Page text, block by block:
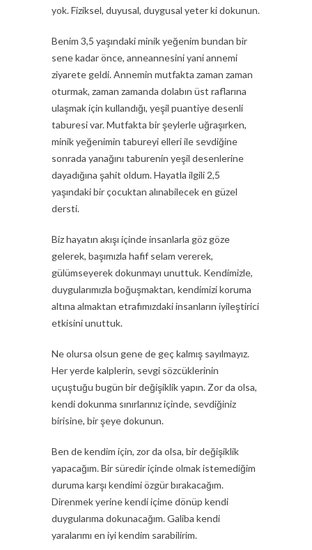
yok. Fiziksel, duyusal, duygusal yeter ki dokunun.
Benim 3,5 yaşındaki minik yeğenim bundan bir
sene kadar önce, anneannesini yani annemi
ziyarete geldi. Annemin mutfakta zaman zaman
oturmak, zaman zamanda dolabın üst raflarına
ulaşmak için kullandığı, yeşil puantiye desenli
taburesi var. Mutfakta bir şeylerle uğraşırken,
minik yeğenimin tabureyi elleri ile sevdiğine
sonrada yanağını taburenin yeşil desenlerine
dayadığına şahit oldum. Hayatla ilgili 2,5
yaşındaki bir çocuktan alınabilecek en güzel
dersti.
Biz hayatın akışı içinde insanlarla göz göze
gelerek, başımızla hafif selam vererek,
gülümseyerek dokunmayı unuttuk. Kendimizle,
duygularımızla boğuşmaktan, kendimizi koruma
altına almaktan etrafımızdaki insanların iyileştirici
etkisini unuttuk.
Ne olursa olsun gene de geç kalmış sayılmayız.
Her yerde kalplerin, sevgi sözcüklerinin
uçuştuğu bugün bir değişiklik yapın. Zor da olsa,
kendi dokunma sınırlarınız içinde, sevdiğiniz
birisine, bir şeye dokunun.
Ben de kendim için, zor da olsa, bir değişiklik
yapacağım. Bir süredir içinde olmak istemediğim
duruma karşı kendimi özgür bırakacağım.
Direnmek yerine kendi içime dönüp kendi
duygularıma dokunacağım. Galiba kendi
yaralarımı en iyi kendim sarabilirim.